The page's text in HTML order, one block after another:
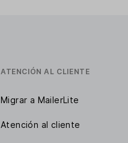
ATENCIÓN AL CLIENTE
Migrar a MailerLite
Atención al cliente